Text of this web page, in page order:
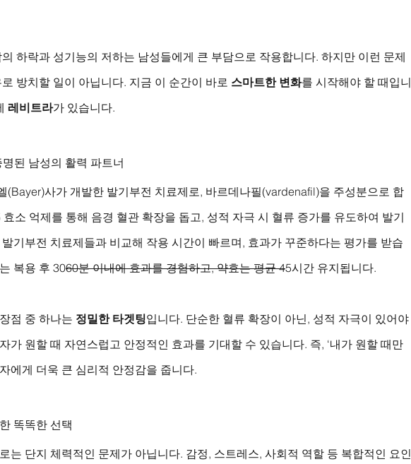
하락과 성기능의 저하는 남성들에게 큰 부담으로 작용합니다. 하지만 이런 문제
로 방치할 일이 아닙니다. 지금 이 순간이 바로 스마트한 변화를 시작해야 할 때입니
레비트라가 있습니다.
된 남성의 활력 파트너
(Bayer)사가 개발한 발기부전 치료제로, 바르데나필(vardenafil)을 주성분으로 합
소 억제를 통해 음경 혈관 확장을 돕고, 성적 자극 시 혈류 증가를 유도하여 발기
기부전 치료제들과 비교해 작용 시간이 빠르며, 효과가 꾸준하다는 평가를 받습
복용 후 3060분 이내에 효과를 경험하고, 약효는 평균 45시간 유지됩니다.
점 중 하나는 정밀한 타겟팅입니다. 단순한 혈류 확장이 아닌, 성적 자극이 있어야
가 원할 때 자연스럽고 안정적인 효과를 기대할 수 있습니다. 즉, ‘내가 원할 때만
에게 더욱 큰 심리적 안정감을 줍니다.
똑똑한 선택
는 단지 체력적인 문제가 아닙니다. 감정, 스트레스, 사회적 역할 등 복합적인 요인